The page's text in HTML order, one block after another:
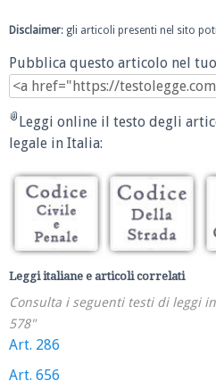
Disclaimer: gli articoli presenti nel sito
Pubblica questo articolo nel
Leggi online il testo degli
legale in Italia:
Leggi italiane e articoli correlati
Consulta i seguenti testi di leggi
578"
Art. 286
Art. 656